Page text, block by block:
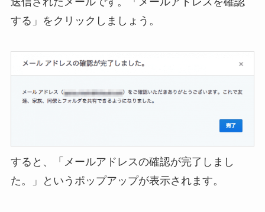
する」をクリックしましょう。
すると、「メールアドレスの確認が完了しまし
た。」というポップアップが表示されます。